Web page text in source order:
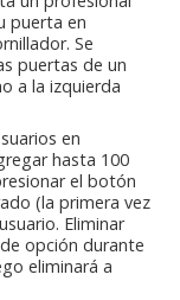
puerta en
Se
puertas de un
a la izquierda
en
hasta 100
el botón
(la primera vez
Eliminar
opción durante
eliminará a